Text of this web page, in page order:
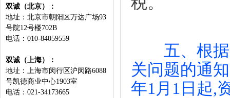
双诚（北京）：
地址： 北京市朝阳区万达广场93
号院12号楼702B
电话：010-84059559
双诚（上海）：
地址：上海市闵行区沪闵路6088
号凯德商业中心1903室
电话：021-34173665
五、根
关问题的通
年1月1日起,